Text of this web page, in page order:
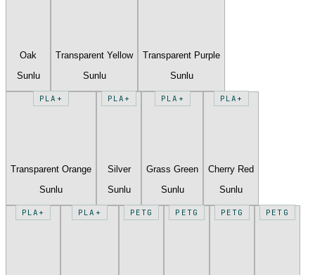
Oak
Sunlu
Transparent Yellow
Sunlu
Transparent Purple
Sunlu
PLA+
Transparent Orange
Sunlu
PLA+
Silver
Sunlu
PLA+
Grass Green
Sunlu
PLA+
Cherry Red
Sunlu
PLA+ PLA+ PETG PETG PETG PETG